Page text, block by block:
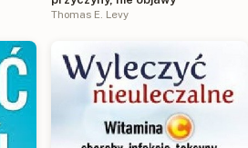
Thomas E. Levy